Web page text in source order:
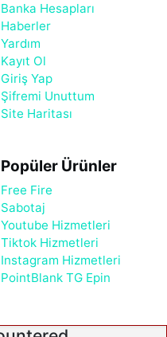
Banka Hesapları
Haberler
Yardım
Kayıt Ol
Giriş Yap
Şifremi Unuttum
Site Haritası
Popüler Ürünler
Free Fire
Sabotaj
Youtube Hizmetleri
Tiktok Hizmetleri
Instagram Hizmetleri
PointBlank TG Epin